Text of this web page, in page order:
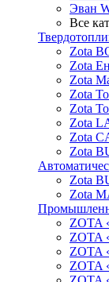
Эван
Все
Zota
Zota
Zota
Zota
Zota
Zota
Zota
Zota
Zota
Zota
ZOTA
ZOTA
ZOTA
ZOTA